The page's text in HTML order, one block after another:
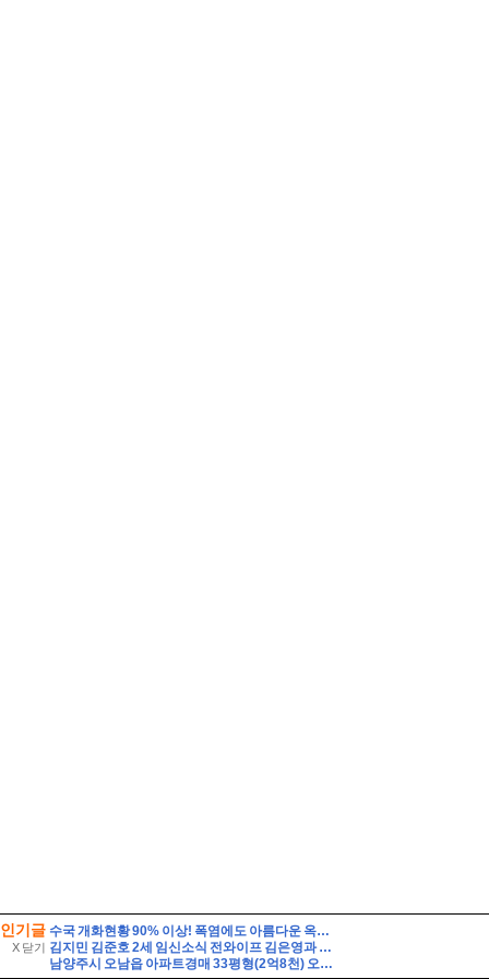
인기글
X 닫기
수국 개화현황 90% 이상! 폭염에도 아름다운 옥천묘목공원
김지민 김준호 2세 임신소식 전와이프 김은영과 자녀는?
남양주시 오남읍 아파트경매 33평형(2억8천) 오남체육공원인근 오남아이파크 9층 유찰1회 남양주오남아이파크아파트 부동산경매 매매